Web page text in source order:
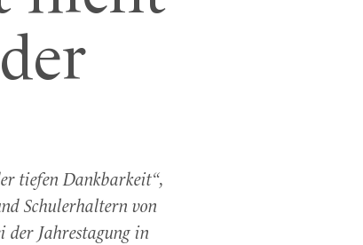
tiefen Dankbarkeit“,
Schulerhaltern von
der Jahrestagung in